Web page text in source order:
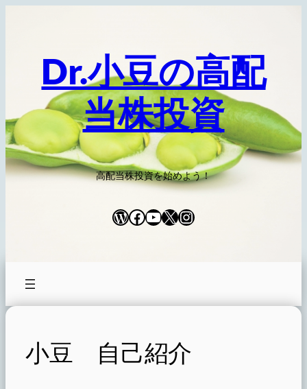
プ
Dr.小豆の高配
当株投資
高配当株投資を始めよう！
WordPress
Facebook
YouTube
X Instagram
小豆 自己紹介